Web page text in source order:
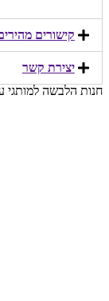
קישורים
יצירת קשר​
חנות הלבשה למותגי